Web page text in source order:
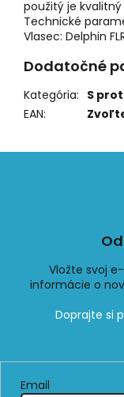
použitý je kvalitný
Technické
Vlasec: Delphin
Dodatočné
Kategória: S
EAN:
Vložte svoj
informácie o
Email